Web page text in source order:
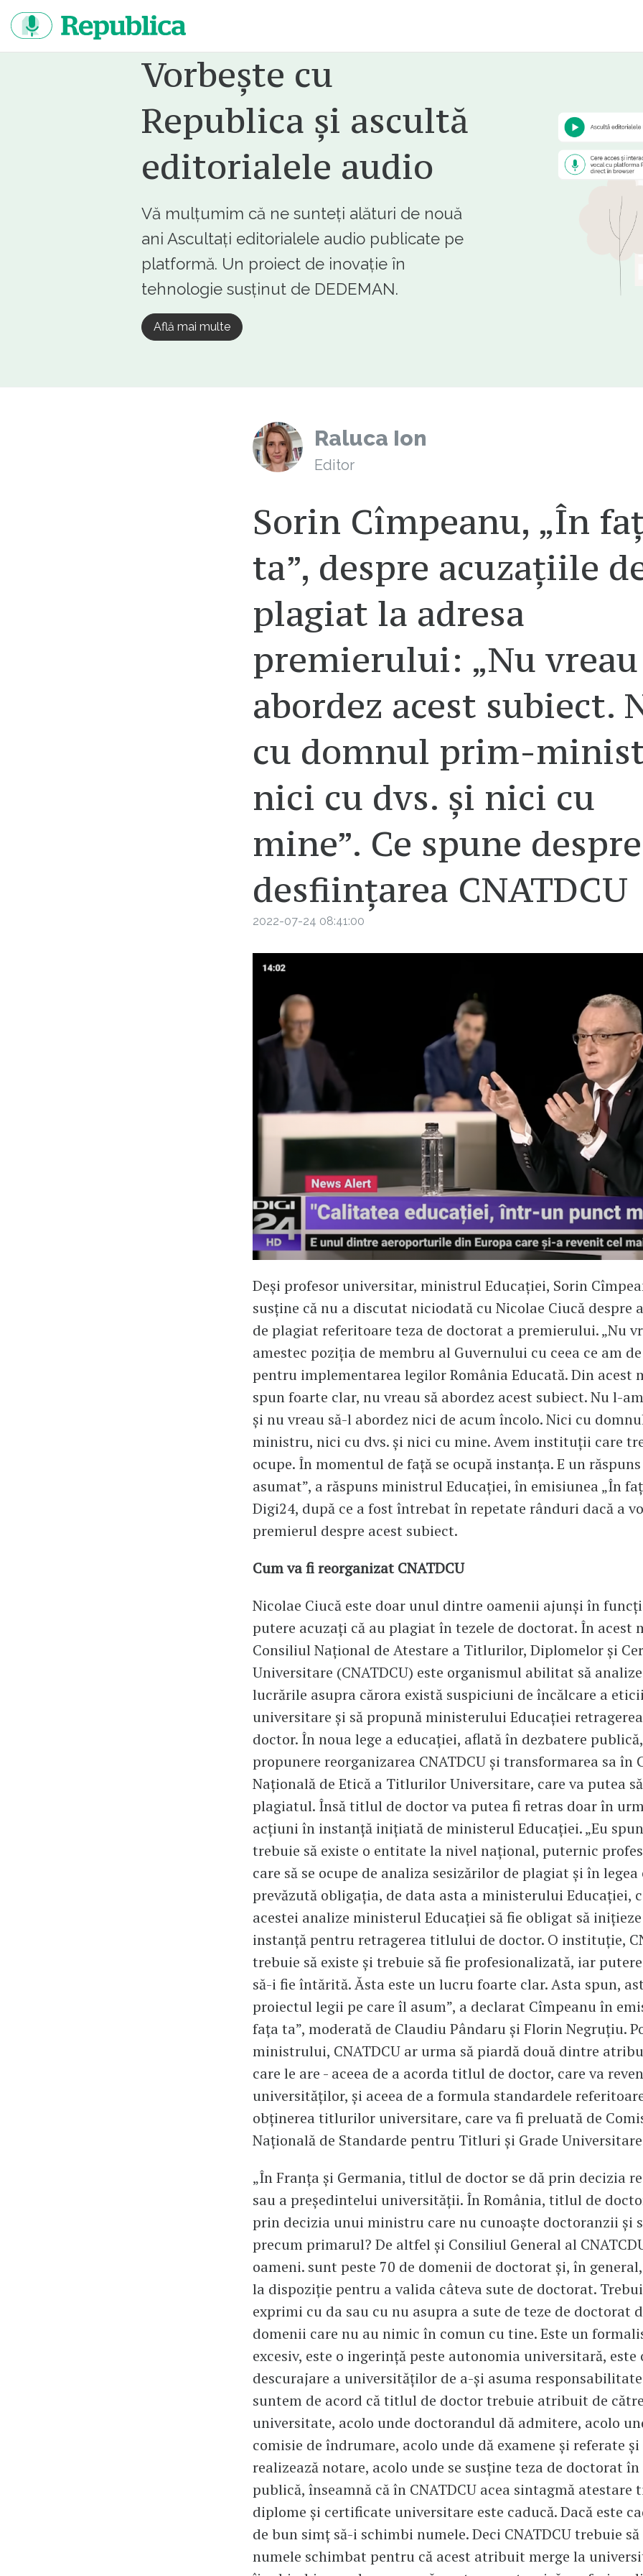
continut
Vorbește cu
Republica și ascultă
editorialele audio
Vă mulțumim că ne sunteți alături de nouă
ani Ascultați editorialele audio publicate pe
platformă. Un proiect de inovație în
tehnologie susținut de DEDEMAN.
Află mai multe
Raluca Ion
Editor
Sorin Cîmpeanu, „În
ta”, despre acuzațiile
plagiat la adresa
premierului: „Nu vreau
abordez acest subiect.
cu domnul prim-
nici cu dvs. și nici cu
mine”. Ce spune despre
desființarea CNATDCU
2022-07-24 08:41:00
Deși profesor universitar, ministrul Educației, Sorin
susține că nu a discutat niciodată cu Nicolae Ciucă despre
de plagiat referitoare teza de doctorat a premierului. „Nu
amestec poziția de membru al Guvernului cu ceea ce am
pentru implementarea legilor România Educată. Din acest
spun foarte clar, nu vreau să abordez acest subiect. Nu l-
și nu vreau să-l abordez nici de acum încolo. Nici cu
ministru, nici cu dvs. și nici cu mine. Avem instituții care
ocupe. În momentul de față se ocupă instanța. E un
asumat”, a răspuns ministrul Educației, în emisiunea „În
Digi24, după ce a fost întrebat în repetate rânduri dacă a
premierul despre acest subiect.
Cum va fi reorganizat CNATDCU
Nicolae Ciucă este doar unul dintre oamenii ajunși în
putere acuzați că au plagiat în tezele de doctorat. În acest
Consiliul Naţional de Atestare a Titlurilor, Diplomelor și
Universitare (CNATDCU) este organismul abilitat să
lucrările asupra cărora există suspiciuni de încălcare a
universitare și să propună ministerului Educației
doctor. În noua lege a educației, aflată în dezbatere
propunere reorganizarea CNATDCU și transformarea sa în
Națională de Etică a Titlurilor Universitare, care va putea
plagiatul. Însă titlul de doctor va putea fi retras doar în
acțiuni în instanță inițiată de ministerul Educației. „Eu
trebuie să existe o entitate la nivel național, puternic
care să se ocupe de analiza sesizărilor de plagiat și în legea
prevăzută obligația, de data asta a ministerului Educației,
acestei analize ministerul Educației să fie obligat să
instanță pentru retragerea titlului de doctor. O instituție,
trebuie să existe și trebuie să fie profesionalizată, iar
să-i fie întărită. Ăsta este un lucru foarte clar. Asta spun,
proiectul legii pe care îl asum”, a declarat Cîmpeanu în
fața ta”, moderată de Claudiu Pândaru și Florin Negruțiu.
ministrului, CNATDCU ar urma să piardă două dintre
care le are - aceea de a acorda titlul de doctor, care va
universităților, și aceea de a formula standardele
obținerea titlurilor universitare, care va fi preluată de
Națională de Standarde pentru Titluri și Grade
„În Franța și Germania, titlul de doctor se dă prin decizia
sau a președintelui universității. În România, titlul de
prin decizia unui ministru care nu cunoaște doctoranzii și
precum primarul? De altfel și Consiliul General al
oameni. sunt peste 70 de domenii de doctorat și, în
la dispoziție pentru a valida câteva sute de doctorat.
exprimi cu da sau cu nu asupra a sute de teze de doctorat
domenii care nu au nimic în comun cu tine. Este un
excesiv, este o ingerință peste autonomia universitară, este
descurajare a universităților de a-și asuma
suntem de acord că titlul de doctor trebuie atribuit de
universitate, acolo unde doctorandul dă admitere, acolo
comisie de îndrumare, acolo unde dă examene și referate și
realizează notare, acolo unde se susține teza de doctorat
publică, înseamnă că în CNATDCU acea sintagmă
diplome și certificate universitare este caducă. Dacă este
de bun simț să-i schimbi numele. Deci CNATDCU trebuie
numele schimbat pentru că acest atribuit merge la